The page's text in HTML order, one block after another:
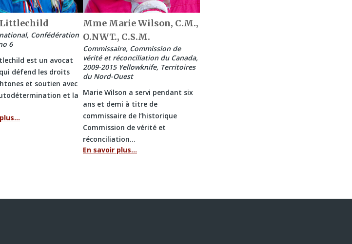
Confédération
6
est un avocat
défend les droits
et soutien avec
et la
Mme Marie Wilson, C.M.,
O.NWT., C.S.M.
Commissaire, Commission de
vérité et réconciliation du Canada,
2009-2015 Yellowknife, Territoires
du Nord-Ouest
Marie Wilson a servi pendant six
ans et demi à titre de
commissaire de l’historique
Commission de vérité et
réconciliation…
En savoir plus…